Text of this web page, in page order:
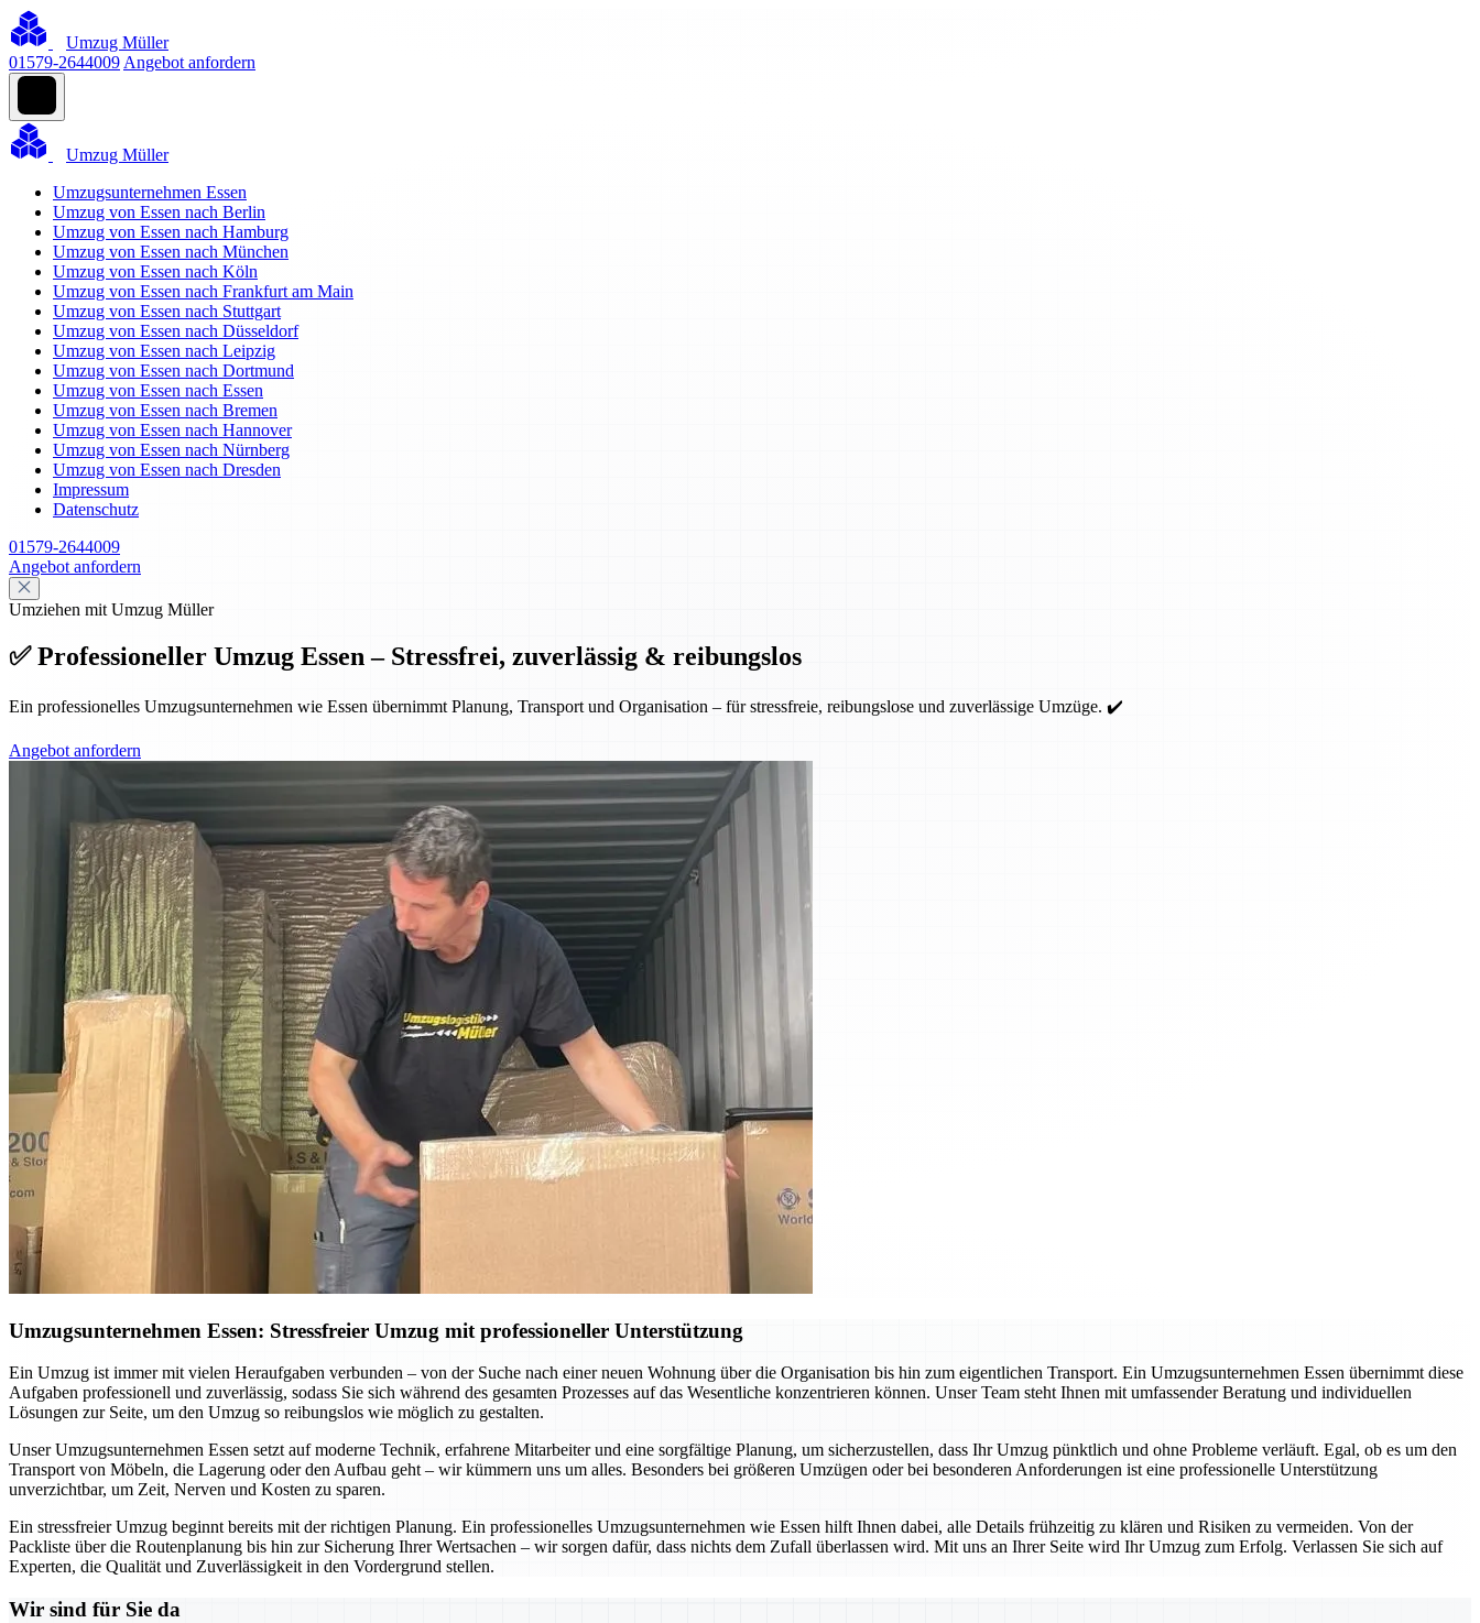
Umzug Müller
01579-2644009 Angebot anfordern
Umzug Müller
Umzugsunternehmen Essen
Umzug von Essen nach Berlin
Umzug von Essen nach Hamburg
Umzug von Essen nach München
Umzug von Essen nach Köln
Umzug von Essen nach Frankfurt am Main
Umzug von Essen nach Stuttgart
Umzug von Essen nach Düsseldorf
Umzug von Essen nach Leipzig
Umzug von Essen nach Dortmund
Umzug von Essen nach Essen
Umzug von Essen nach Bremen
Umzug von Essen nach Hannover
Umzug von Essen nach Nürnberg
Umzug von Essen nach Dresden
Impressum
Datenschutz
01579-2644009
Angebot anfordern
Umziehen mit Umzug Müller
✅ Professioneller Umzug Essen – Stressfrei, zuverlässig & reibungslos
Ein professionelles Umzugsunternehmen wie Essen übernimmt Planung, Transport und Organisation – für stressfreie, reibungslose und zuverlässige Umzüge. ✔️
Angebot anfordern
Umzugsunternehmen Essen: Stressfreier Umzug mit professioneller Unterstützung
Ein Umzug ist immer mit vielen Heraufgaben verbunden – von der Suche nach einer neuen Wohnung über die Organisation bis hin zum eigentlichen Transport. Ein Umzugsunternehmen Essen übernimmt diese
Aufgaben professionell und zuverlässig, sodass Sie sich während des gesamten Prozesses auf das Wesentliche konzentrieren können. Unser Team steht Ihnen mit umfassender Beratung und individuellen
Lösungen zur Seite, um den Umzug so reibungslos wie möglich zu gestalten.
Unser Umzugsunternehmen Essen setzt auf moderne Technik, erfahrene Mitarbeiter und eine sorgfältige Planung, um sicherzustellen, dass Ihr Umzug pünktlich und ohne Probleme verläuft. Egal, ob es um den
Transport von Möbeln, die Lagerung oder den Aufbau geht – wir kümmern uns um alles. Besonders bei größeren Umzügen oder bei besonderen Anforderungen ist eine professionelle Unterstützung
unverzichtbar, um Zeit, Nerven und Kosten zu sparen.
Ein stressfreier Umzug beginnt bereits mit der richtigen Planung. Ein professionelles Umzugsunternehmen wie Essen hilft Ihnen dabei, alle Details frühzeitig zu klären und Risiken zu vermeiden. Von der
Packliste über die Routenplanung bis hin zur Sicherung Ihrer Wertsachen – wir sorgen dafür, dass nichts dem Zufall überlassen wird. Mit uns an Ihrer Seite wird Ihr Umzug zum Erfolg. Verlassen Sie sich auf
Experten, die Qualität und Zuverlässigkeit in den Vordergrund stellen.
Wir sind für Sie da